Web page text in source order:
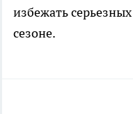
избежать
сезоне.